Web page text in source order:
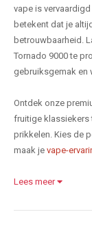
vape is
betekent dat je
betrouwbaarheid.
Tornado 9000 te
gebruiksgemak en
Ontdek onze
fruitige klassiekers
prikkelen. Kies de
maak je vape-
Lees meer